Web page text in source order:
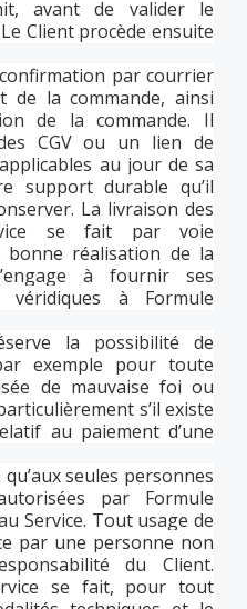
avant de valider le
Client procède ensuite
par courrier
de la commande, ainsi
de la commande. Il
CGV ou un lien de
au jour de sa
support durable qu’il
La livraison des
se fait par voie
bonne réalisation de la
à fournir ses
véridiques à Formule
la possibilité de
exemple pour toute
de mauvaise foi ou
s’il existe
au paiement d’une
qu’aux seules personnes
par Formule
Service. Tout usage de
par une personne non
du Client.
se fait, pour tout